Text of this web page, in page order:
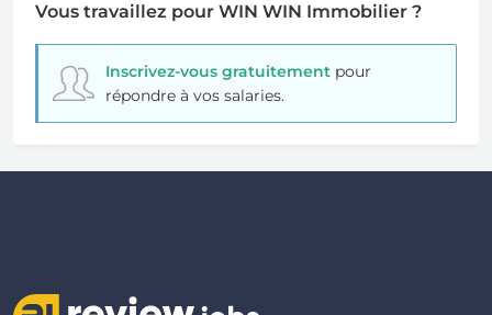
Vous travaillez pour WIN WIN Immobilier ?
Inscrivez-vous gratuitementpour
répondre à vos salaries.